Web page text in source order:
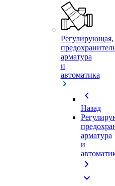
Регулирующая,
арматура
и
автоматика
chevron_left
Назад
арматура
и
chevron_right
expand_more